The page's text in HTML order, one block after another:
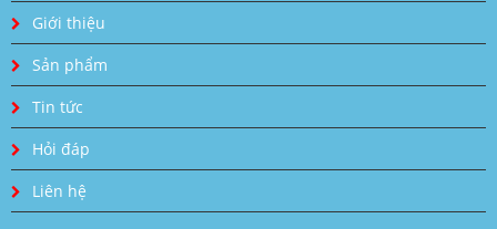
Giới thiệu
Sản phẩm
Tin tức
Hỏi đáp
Liên hệ